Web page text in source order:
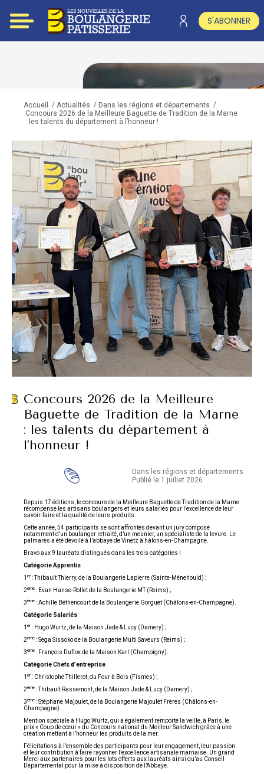
S'ABONNER
Accueil / Actualités / Dans les régions et départements /
Concours 2026 de la Meilleure Baguette de Tradition de la Marne
: les talents du département à l’honneur !
Concours 2026 de la Meilleure
Baguette de Tradition de la Marne
: les talents du département à
l’honneur !
Dans les régions et départements
Publié le 1 juillet 2026
Depuis 17 éditions, le concours de la Meilleure Baguette de Tradition de la Marne
récompense les artisans boulangers et leurs salariés pour l’excellence de leur
savoir-faire et la qualité de leurs produits.
Cette année, 54 participants se sont affrontés devant un jury composé
notamment d’un boulanger retraité, d’un meunier, un spécialiste de la levure. Le
palmarès a été dévoilé à l’abbaye de Vinetz à hâlons-en-Champagne.
Bravo aux 9 lauréats distingués dans les trois catégories !
Catégorie Apprentis
1 er : Thibault Thierry, de la Boulangerie Lapierre (Sainte-Ménehould) ;
2ème : Evan Hanse-Rollet de la Boulangerie MT (Reims) ;
3ème : Achille Béthencourt de la Boulangerie Gorguet (Châlons-en-Champagne).
Catégorie Salariés
1 er : Hugo Wurtz, de la Maison Jade & Lucy (Damery) ;
2ème : Sega Sissoko de la Boulangerie Multi Saveurs (Reims) ;
3ème : François Duflox de la Maison Karl (Champigny).
Catégorie Chefs d’entreprise
1 er : Christophe Thillerot, du Four à Bois (Fismes) ;
2ème : Thibault Rassemont, de la Maison Jade & Lucy (Damery) ;
3ème : Stéphane Majoulet, de la Boulangerie Majoulet Frères (Châlons-en-
Champagne).
Mention spéciale à Hugo Wurtz, qui a également remporté la veille, à Paris, le
prix « Coup de cœur » du Concours national du Meilleur Sandwich grâce à une
création mettant à l’honneur les produits de la mer.
Félicitations à l’ensemble des participants pour leur engagement, leur passion
et leur contribution à faire rayonner l’excellence artisanale marnaise. Un grand
Merci aux partenaires pour les lots offerts aux lauréats ainsi qu’au Conseil
Départemental pour la mise à disposition de l’Abbaye.